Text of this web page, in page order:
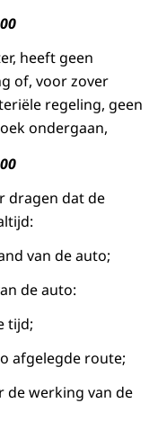
heeft geen
of, voor zover
regeling, geen
ondergaan,
dragen dat de
van de auto;
de auto:
tijd;
afgelegde route;
de werking van de